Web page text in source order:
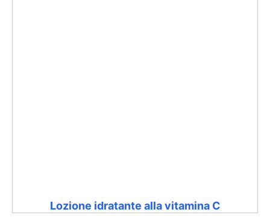
Lozione idratante alla vitamina C